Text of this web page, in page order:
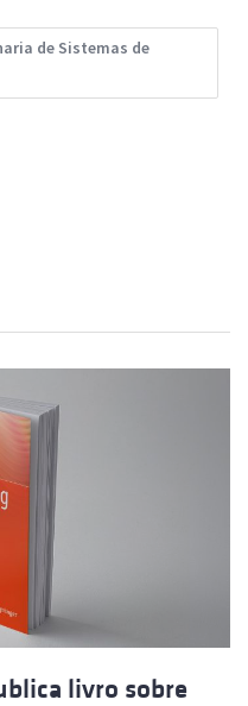
de Sistemas de
livro sobre